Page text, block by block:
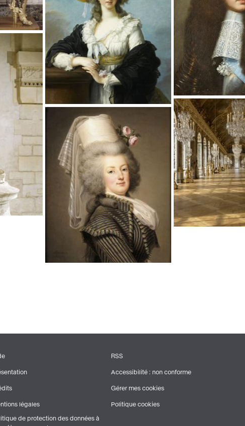
légales
de protection des données à
RSS
Accessibilité : non conforme
Gérer mes cookies
Politique cookies